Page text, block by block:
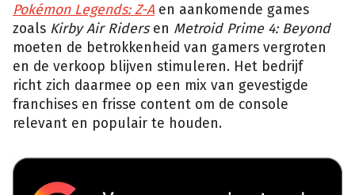
Pokémon Legends: Z-A en aankomende games
zoals Kirby Air Ridersen Metroid Prime 4: Beyond
moeten de betrokkenheid van gamers vergroten
en de verkoop blijven stimuleren. Het bedrijf
richt zich daarmee op een mix van gevestigde
franchises en frisse content om de console
relevant en populair te houden.